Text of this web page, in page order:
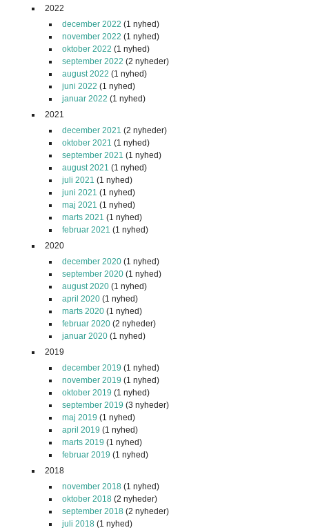
2022
december 2022 (1 nyhed)
november 2022 (1 nyhed)
oktober 2022 (1 nyhed)
september 2022 (2 nyheder)
august 2022 (1 nyhed)
juni 2022 (1 nyhed)
januar 2022 (1 nyhed)
2021
december 2021 (2 nyheder)
oktober 2021 (1 nyhed)
september 2021 (1 nyhed)
august 2021 (1 nyhed)
juli 2021 (1 nyhed)
juni 2021 (1 nyhed)
maj 2021 (1 nyhed)
marts 2021 (1 nyhed)
februar 2021 (1 nyhed)
2020
december 2020 (1 nyhed)
september 2020 (1 nyhed)
august 2020 (1 nyhed)
april 2020 (1 nyhed)
marts 2020 (1 nyhed)
februar 2020 (2 nyheder)
januar 2020 (1 nyhed)
2019
december 2019 (1 nyhed)
november 2019 (1 nyhed)
oktober 2019 (1 nyhed)
september 2019 (3 nyheder)
maj 2019 (1 nyhed)
april 2019 (1 nyhed)
marts 2019 (1 nyhed)
februar 2019 (1 nyhed)
2018
november 2018 (1 nyhed)
oktober 2018 (2 nyheder)
september 2018 (2 nyheder)
juli 2018 (1 nyhed)